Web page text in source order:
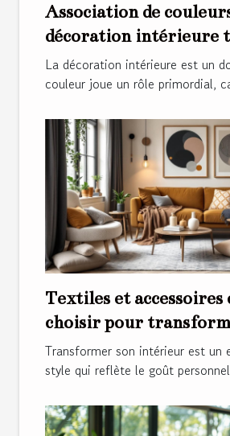
Association de
décoration intérieure
et harmonies
La décoration intérieure est un
couleur joue un rôle primordial,
Textiles et accessoires
choisir pour
intérieur
Transformer son intérieur est un
style qui reflète le goût